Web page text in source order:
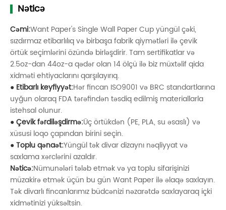
Nəticə
Cəmi:Want Paper's Single Wall Paper Cup yüngül çəki,
sızdırmaz etibarlılıq və birbaşa fabrik qiymətləri ilə çevik
örtük seçimlərini özündə birləşdirir. Tam sertifikatlar və
2.5oz-dan 44oz-a qədər olan 14 ölçü ilə biz müxtəlif qida
xidməti ehtiyaclarını qarşılayırıq.
● Etibarlı keyfiyyət:Hər fincan ISO9001 və BRC standartlarına
uyğun olaraq FDA tərəfindən təsdiq edilmiş materiallarla
istehsal olunur.
● Çevik fərdiləşdirmə:Üç örtükdən (PE, PLA, su əsaslı) və
xüsusi loqo çapından birini seçin.
● Toplu qənaət:Yüngül tək divar dizaynı nəqliyyat və
saxlama xərclərini azaldır.
Nəticə:Nümunələri tələb etmək və ya toplu sifarişinizi
müzakirə etmək üçün bu gün Want Paper ilə əlaqə saxlayın.
Tək divarlı fincanlarımız büdcənizi nəzarətdə saxlayaraq içki
xidmətinizi yüksəltsin.